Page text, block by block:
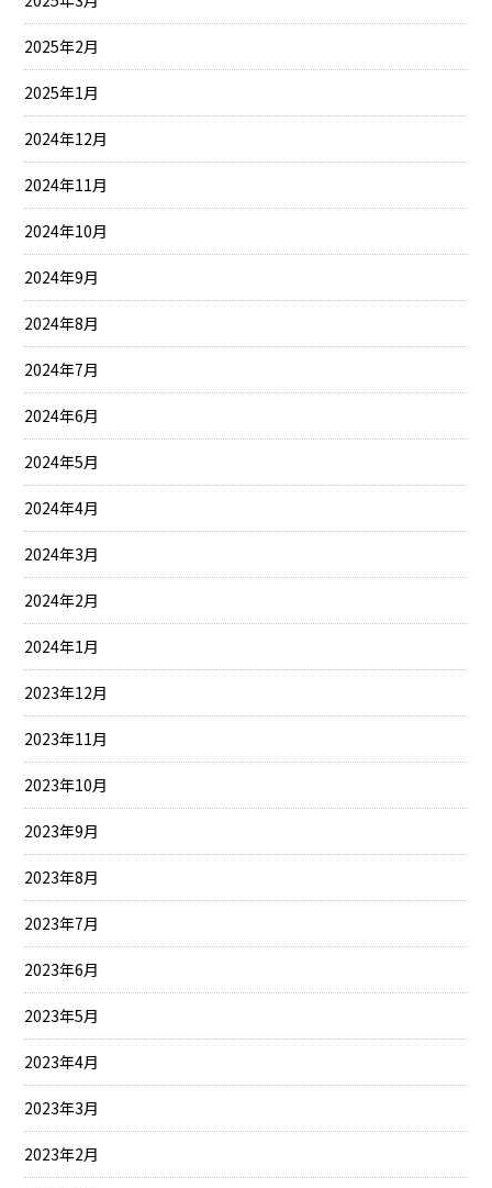
2025年2月
2025年1月
2024年12月
2024年11月
2024年10月
2024年9月
2024年8月
2024年7月
2024年6月
2024年5月
2024年4月
2024年3月
2024年2月
2024年1月
2023年12月
2023年11月
2023年10月
2023年9月
2023年8月
2023年7月
2023年6月
2023年5月
2023年4月
2023年3月
2023年2月